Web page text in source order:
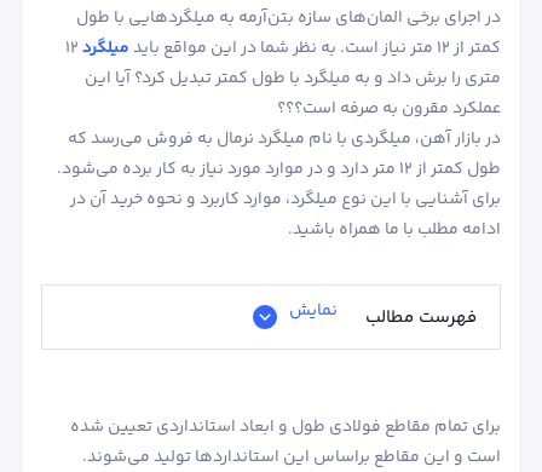
در اجرای برخی المان‌های سازه بتن‌آرمه به میلگردهایی با طول
کمتر از 12 متر نیاز است. به نظر شما در این مواقع باید
میلگرد12
متری را برش داد و به میلگرد با طول کمتر تبدیل کرد؟ آیا این
عملکرد مقرون به صرفه است؟؟؟
در بازار آهن، میلگردی با نام میلگرد نرمال به فروش می‌رسد که
طول کمتر از 12 متر دارد و در موارد مورد نیاز به کار برده می‌شود.
برای آشنایی با این نوع میلگرد، موارد کاربرد و نحوه خرید آن در
ادامه مطلب با ما همراه باشید.
فهرست مطالب نمایش
برای تمام مقاطع فولادی طول و ابعاد استانداردی تعیین شده
است و این مقاطع براساس این استانداردها تولید می‌شوند.